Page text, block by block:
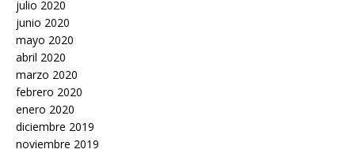
julio 2020
junio 2020
mayo 2020
abril 2020
marzo 2020
febrero 2020
enero 2020
diciembre 2019
noviembre 2019